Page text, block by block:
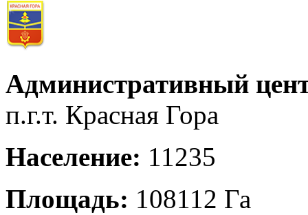
Административный
п.г.т. Красная Гора
Население: 11235
Площадь: 108112 Га